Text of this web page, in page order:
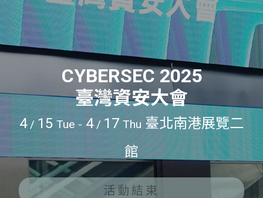
CYBERSEC 2025
臺灣資安大會
4/ 15 Tue - 4/ 17Thu臺北南港展覽二
館
活動結束